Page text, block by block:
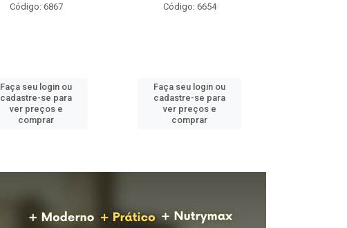
Código: 6867
Faça seu login ou
cadastre-se para
ver preços e
comprar
Código: 6654
Faça seu login ou
cadastre-se para
ver preços e
comprar